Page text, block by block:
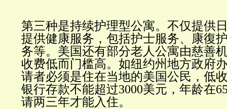
第三种是持续护理型公寓。不仅提供
提供健康服务，包括护士服务、康復
务等。美国还有部分老人公寓由慈善
收费低而门槛高。如纽约州地方政府
请者必须是住在当地的美国公民，低
银行存款不能超过3000美元，年龄在
请两三年才能入住。